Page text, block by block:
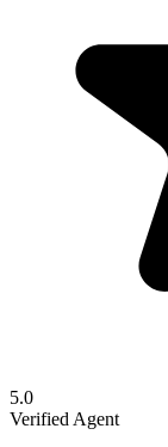
5.0
Verified Agent